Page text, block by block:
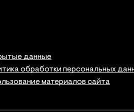
данные
обработки персональных
материалов сайта